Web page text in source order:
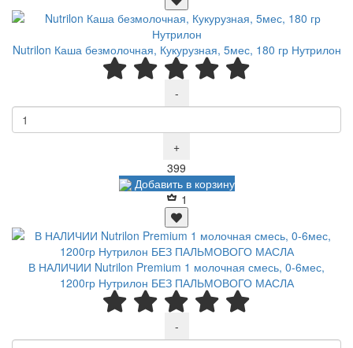
Nutrilon Каша безмолочная, Кукурузная, 5мес, 180 гр Нутрилон
-
+
399
Добавить в корзину
1
В НАЛИЧИИ Nutrilon Premium 1 молочная смесь, 0-6мес,
1200гр Нутрилон БЕЗ ПАЛЬМОВОГО МАСЛА
-